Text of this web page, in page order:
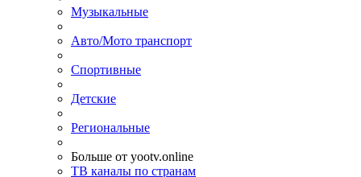
Музыкальные
Авто/Мото транспорт
Спортивные
Детские
Региональные
Больше от yootv.online
ТВ каналы по странам